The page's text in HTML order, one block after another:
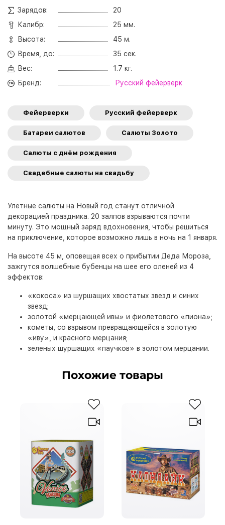
Зарядов:
20
Калибр:
25 мм.
Высота:
45 м.
Время, до:
35 сек.
Вес:
1.7 кг.
Бренд:
Русский фейерверк
Фейерверки Русский фейерверк
Батареи салютов Салюты Золото
Салюты с днём рождения
Свадебные салюты на свадьбу
Улетные салюты на Новый год станут отличной
декорацией праздника. 20 залпов взрываются почти
минуту. Это мощный заряд вдохновения, чтобы решиться
на приключение, которое возможно лишь в ночь на 1 января.
На высоте 45 м, оповещая всех о прибытии Деда Мороза,
зажгутся волшебные бубенцы на шее его оленей из 4
эффектов:
«кокоса» из шуршащих хвостатых звезд и синих
звезд;
золотой «мерцающей ивы» и фиолетового «пиона»;
кометы, со взрывом превращающейся в золотую
«иву», и красного мерцания;
зеленых шуршащих «паучков» в золотом мерцании.
Похожие товары